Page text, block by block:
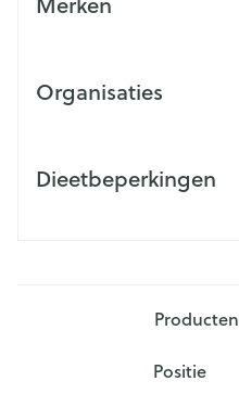
Organisaties
Dieetbeperkingen
Producten
Sorteer op: